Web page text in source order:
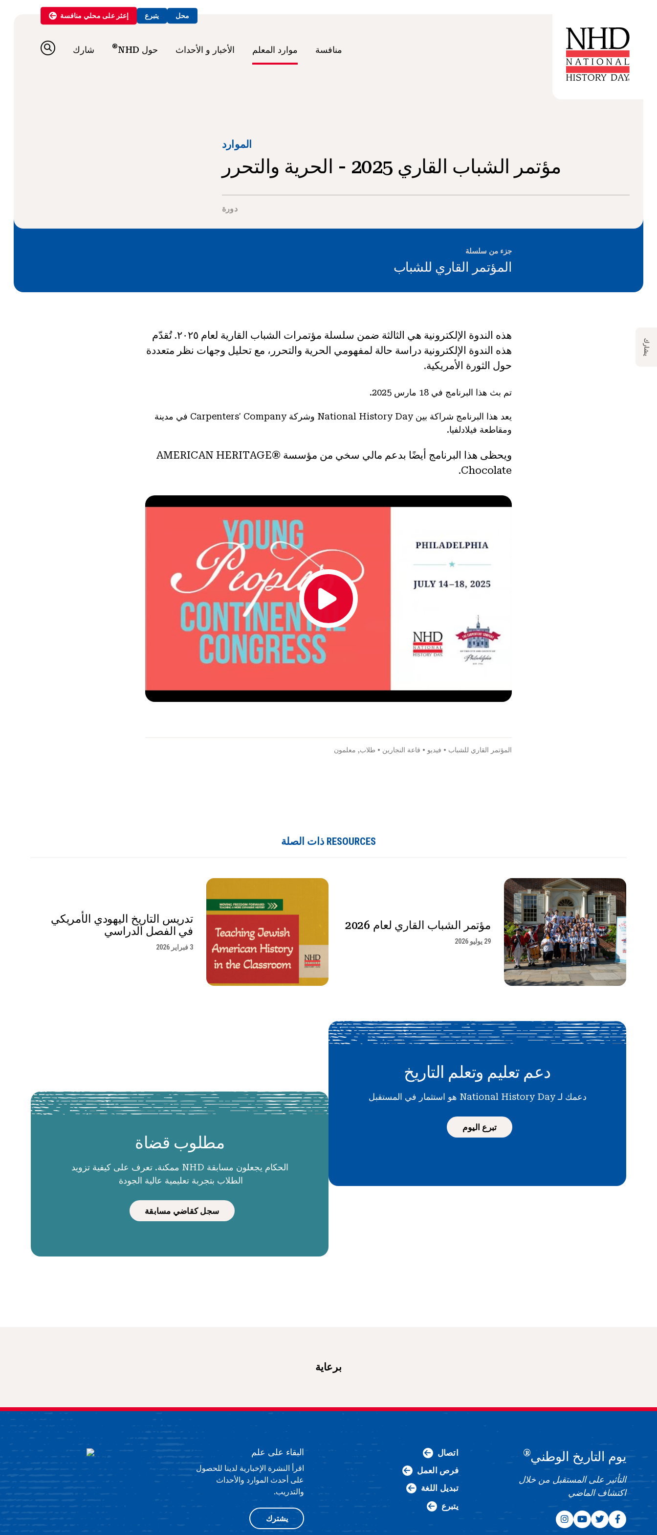
محل يتبرع إعثر على محلي منافسة
منافسة موارد المعلم الأخبار و الأحداث حول NHD ® شارك
الموارد
مؤتمر الشباب القاري 2025 - الحرية والتحرر
دورة
جزء من سلسلة
المؤتمر القاري للشباب
هذه الندوة الإلكترونية هي الثالثة ضمن سلسلة مؤتمرات الشباب القارية لعام ٢٠٢٥. تُقدّم
هذه الندوة الإلكترونية دراسة حالة لمفهومي الحرية والتحرر، مع تحليل وجهات نظر متعددة
حول الثورة الأمريكية.
تم بث هذا البرنامج في 18 مارس 2025.
يعد هذا البرنامج شراكة بين National History Day وشركة Carpenters' Company في مدينة
ومقاطعة فيلادلفيا.
ويحظى هذا البرنامج أيضًا بدعم مالي سخي من مؤسسة AMERICAN HERITAGE®
Chocolate.
المؤتمر القاري للشباب • فيديو • قاعة النجارين • طلاب, معلمون
يشارك
RESOURCES ذات الصلة
مؤتمر الشباب القاري لعام 2026
29 يوليو 2026
تدريس التاريخ اليهودي الأمريكي
في الفصل الدراسي
3 فبراير 2026
دعم تعليم وتعلم التاريخ
دعمك لـ National History Day هو استثمار في المستقبل
تبرع اليوم
مطلوب قضاة
الحكام يجعلون مسابقة NHD ممكنة. تعرف على كيفية تزويد
الطلاب بتجربة تعليمية عالية الجودة
سجل كقاضي مسابقة
برعاية
يوم التاريخ الوطني®
التأثير على المستقبل من خلال
اكتشاف الماضي
اتصال
فرص العمل
تبديل اللغة
يتبرع
البقاء على علم
اقرأ النشرة الإخبارية لدينا للحصول
على أحدث الموارد والأحداث
والتدريب.
يشترك